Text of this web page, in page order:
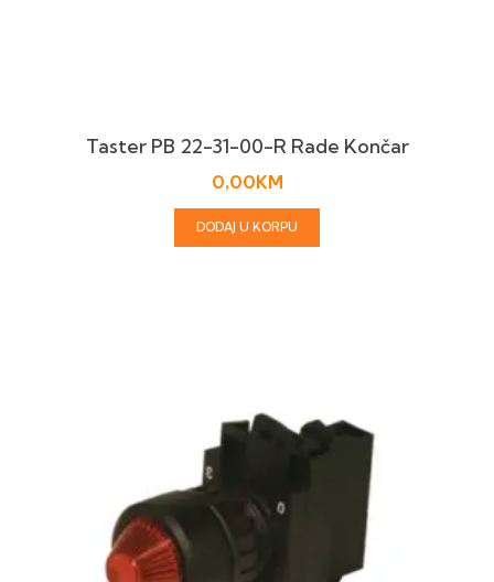
Taster PB 22-31-00-R Rade Končar
0,00KM
DODAJ U KORPU